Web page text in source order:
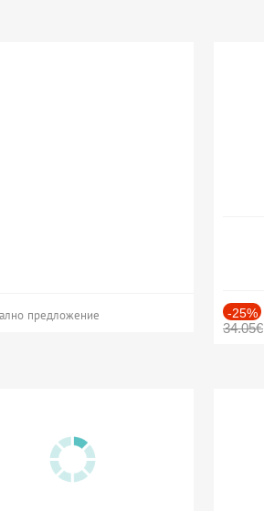
предложение -25%
34.05€